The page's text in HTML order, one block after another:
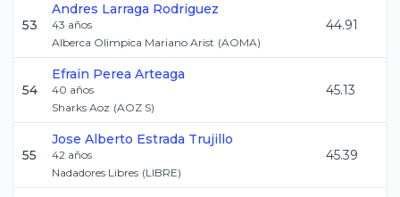
53
Andres Larraga Rodriguez
43 años
Alberca Olimpica Mariano Arist (AOMA)
44.91
54
Efrain Perea Arteaga
40 años
Sharks Aoz (AOZ S)
45.13
55
Jose Alberto Estrada Trujillo
42 años
Nadadores Libres (LIBRE)
45.39